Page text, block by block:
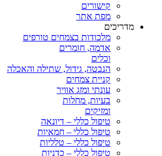
קישורים
מפת אתר
מדריכים
מלכודות בצמחים טורפים
אדמה, חומרים
וכלים
הנבטה, גידול, שתילה והאכלה
קניית צמחים
עונתי ומזג אוויר
בעיות, מחלות
ומזיקים
טיפול כללי – דיונאה
טיפול כללי – חמאיות
טיפול כללי – טלליות
טיפול כללי – כדניות